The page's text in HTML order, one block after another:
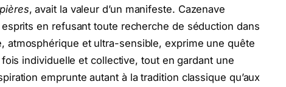
, avait la valeur d’un manifeste. Cazenave
en refusant toute recherche de séduction dans
atmosphérique et ultra-sensible, exprime une quête
individuelle et collective, tout en gardant une
emprunte autant à la tradition classique qu’aux